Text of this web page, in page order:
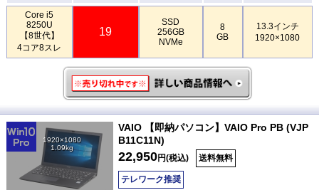
Core i5
8250U
【8世代】
4コア8スレ
19
SSD
256GB
NVMe
8
GB
13.3インチ
1920×1080
1920×1080
1.09kg
VAIO 【即納パソコン】VAIO Pro PB (VJP
B11C11N)
22,950円(税込) 送料無料
テレワーク推奨